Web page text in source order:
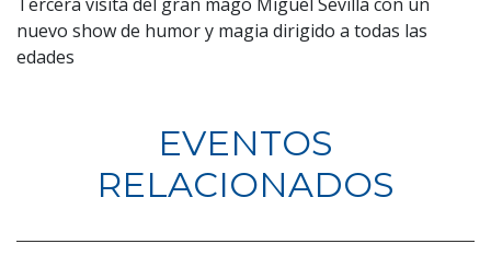
nuevo show de humor y magia dirigido a todas las
edades
EVENTOS
RELACIONADOS